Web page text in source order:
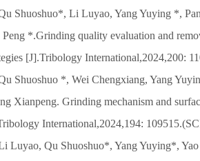
Shuoshuo*, Li Luyao, Yang Yuying *,
Peng *.Grinding quality evaluation and
[J].Tribology International,2024,200:
Shuoshuo *, Wei Chengxiang, Yang
Xianpeng. Grinding mechanism and
International,2024,194:
Luyao, Qu Shuoshuo*, Yang Yuying*,